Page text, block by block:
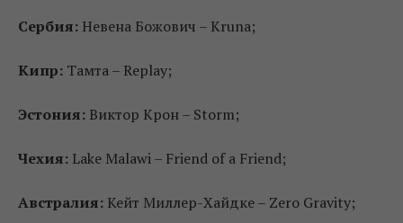
Сербия: Невена Божович – Kruna;
Кипр: Тамта – Replay;
Эстония: Виктор Крон – Storm;
Чехия: Lake Malawi – Friend of a Friend;
Австралия: Кейт Миллер-Хайдке – Zero Gravity;